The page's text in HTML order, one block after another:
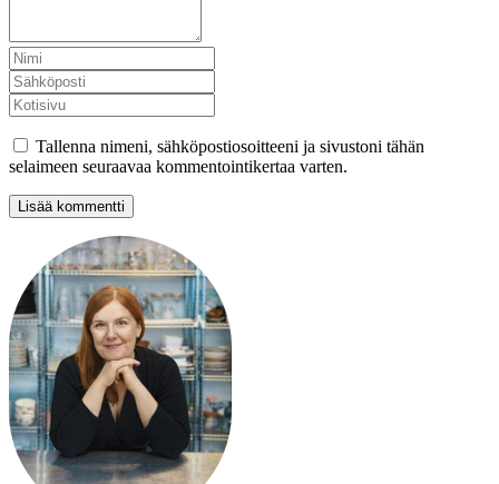
Tallenna nimeni, sähköpostiosoitteeni ja sivustoni tähän
selaimeen seuraavaa kommentointikertaa varten.